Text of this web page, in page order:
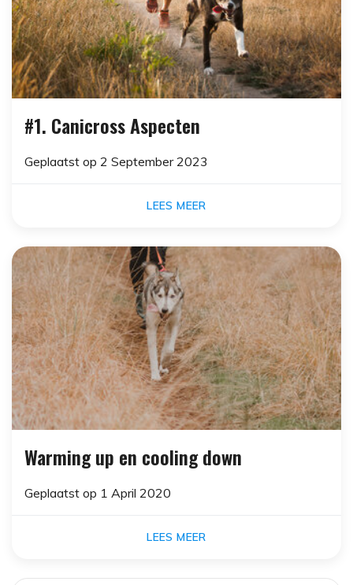
#1. Canicross Aspecten
Geplaatst op 2 September 2023
LEES MEER
Warming up en cooling down
Geplaatst op 1 April 2020
LEES MEER